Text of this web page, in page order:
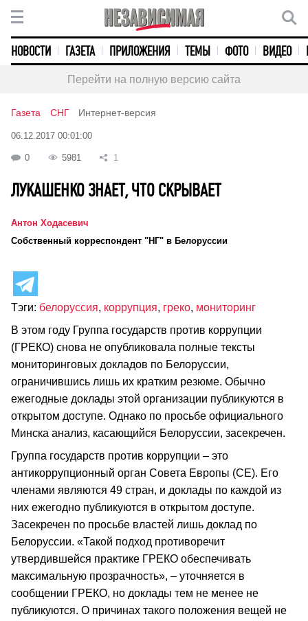
НОВОСТИ ГАЗЕТА ПРИЛОЖЕНИЯ ТЕМЫ ФОТО ВИДЕО
Перейти на полную версию сайта
Газета СНГ Интернет-версия
06.12.2017 00:01:00
0 5981 1
ЛУКАШЕНКО ЗНАЕТ, ЧТО СКРЫВАЕТ
Антон Ходасевич
Cобственный корреспондент "НГ" в Белоруссии
Тэги: белоруссия, коррупция, греко, мониторинг
В этом году Группа государств против коррупции
(ГРЕКО) снова не опубликовала полные тексты
мониторинговых докладов по Белоруссии,
ограничившись лишь их кратким резюме. Обычно
ежегодные доклады этой организации публикуются в
открытом доступе. Однако по просьбе официального
Минска анализ, касающийся Белоруссии, засекречен.
Группа государств против коррупции – это
антикоррупционный орган Совета Европы (СЕ). Его
членами являются 49 стран, и доклады по каждой из
них ежегодно публикуются в открытом доступе.
Засекречен по просьбе властей лишь доклад по
Белоруссии. «Такой подход противоречит
утвердившейся практике ГРЕКО обеспечивать
максимальную прозрачность», – уточняется в
сообщении ГРЕКО, но доклады тем не менее не
публикуются. О причинах такого положения вещей не